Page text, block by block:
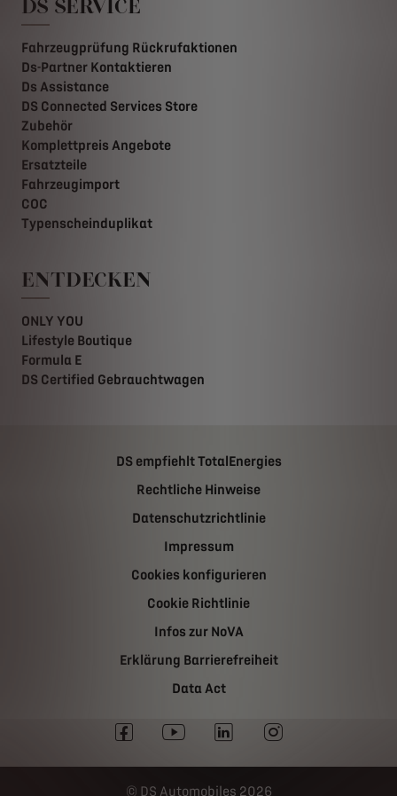
DS SERVICE
Fahrzeugprüfung Rückrufaktionen
Ds-Partner Kontaktieren
Ds Assistance
DS Connected Services Store
Zubehör
Komplettpreis Angebote
Ersatzteile
Fahrzeugimport
COC
Typenscheinduplikat
ENTDECKEN
ONLY YOU
Lifestyle Boutique
Formula E
DS Certified Gebrauchtwagen
DS empfiehlt TotalEnergies
Rechtliche Hinweise
Datenschutzrichtlinie
Impressum
Cookies konfigurieren
Cookie Richtlinie
Infos zur NoVA
Erklärung Barrierefreiheit
Data Act
DS Automobiles 2026